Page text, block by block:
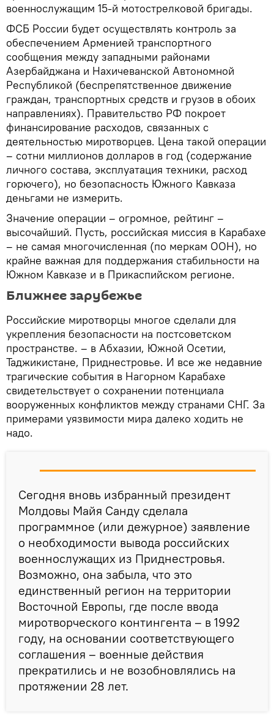
военнослужащим 15-й мотострелковой бригады.
ФСБ России будет осуществлять контроль за
обеспечением Арменией транспортного
сообщения между западными районами
Азербайджана и Нахичеванской Автономной
Республикой (беспрепятственное движение
граждан, транспортных средств и грузов в обоих
направлениях). Правительство РФ покроет
финансирование расходов, связанных с
деятельностью миротворцев. Цена такой операции
– сотни миллионов долларов в год (содержание
личного состава, эксплуатация техники, расход
горючего), но безопасность Южного Кавказа
деньгами не измерить.
Значение операции – огромное, рейтинг –
высочайший. Пусть, российская миссия в Карабахе
– не самая многочисленная (по меркам ООН), но
крайне важная для поддержания стабильности на
Южном Кавказе и в Прикаспийском регионе.
Ближнее зарубежье
Российские миротворцы многое сделали для
укрепления безопасности на постсоветском
пространстве. – в Абхазии, Южной Осетии,
Таджикистане, Приднестровье. И все же недавние
трагические события в Нагорном Карабахе
свидетельствует о сохранении потенциала
вооруженных конфликтов между странами СНГ. За
примерами уязвимости мира далеко ходить не
надо.
Сегодня вновь избранный президент
Молдовы Майя Санду сделала
программное (или дежурное) заявление
о необходимости вывода российских
военнослужащих из Приднестровья.
Возможно, она забыла, что это
единственный регион на территории
Восточной Европы, где после ввода
миротворческого контингента – в 1992
году, на основании соответствующего
соглашения – военные действия
прекратились и не возобновлялись на
протяжении 28 лет.